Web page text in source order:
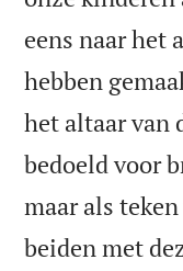
eens naar het
hebben
het altaar van
bedoeld voor
maar als
beiden met